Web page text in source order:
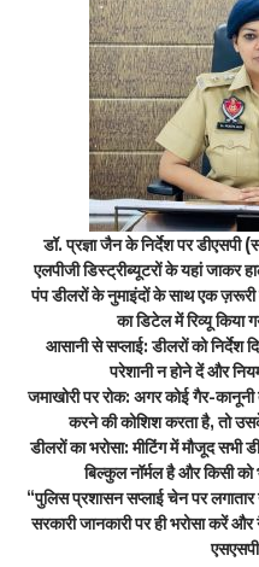
डॉ. प्रज्ञा जैन के निर्देश पर
एलपीजी डिस्ट्रीब्यूटरों के यहां जाकर
पंप डीलरों के नुमाइंदों के साथ एक ज़रूरी
का डिटेल में रिव्यू किया
आसानी से सप्लाई: डीलरों को निर्देश
परेशानी न होने दें और
जमाखोरी पर रोक: अगर कोई गैर-
करने की कोशिश करता है, तो
डीलरों का भरोसा: मीटिंग में मौजूद सभी
बिल्कुल नॉर्मल है और किसी
“पुलिस प्रशासन सप्लाई चेन पर
सरकारी जानकारी पर ही भरोसा करें